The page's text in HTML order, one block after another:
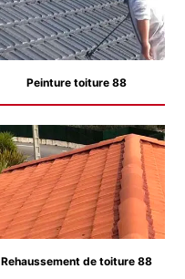
Peinture toiture 88
Rehaussement de toiture 88